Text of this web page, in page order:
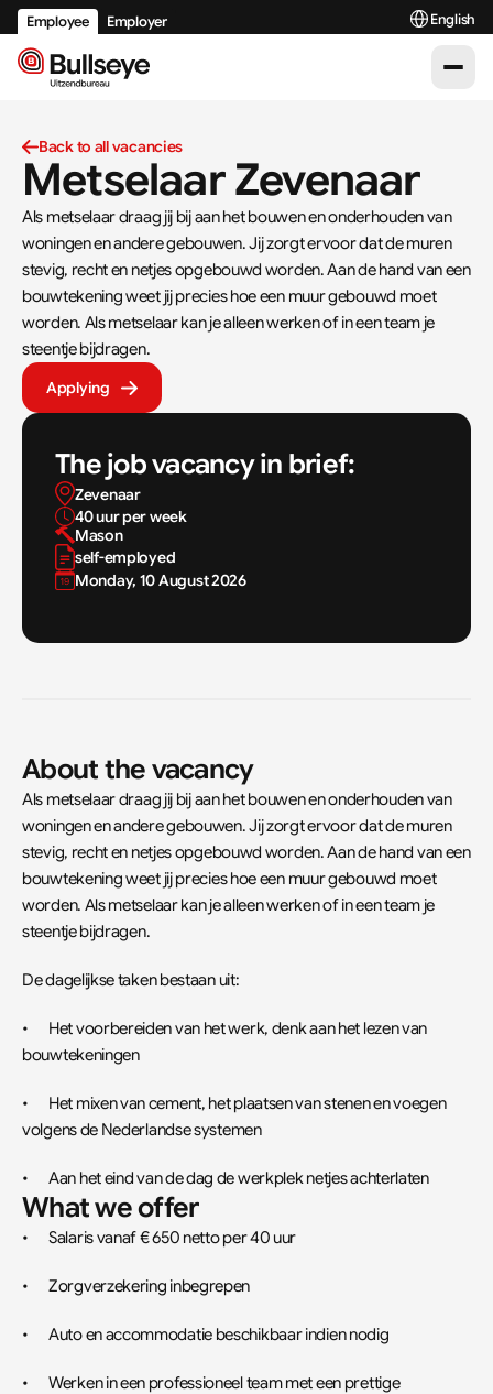
Back to all vacancies
Metselaar Zevenaar
Als metselaar draag jij bij aan het bouwen en onderhouden van
woningen en andere gebouwen. Jij zorgt ervoor dat de muren
stevig, recht en netjes opgebouwd worden. Aan de hand van een
bouwtekening weet jij precies hoe een muur gebouwd moet
worden. Als metselaar kan je alleen werken of in een team je
steentje bijdragen.
Applying
The job vacancy in brief:
Zevenaar
40 uur per week
Mason
self-employed
Monday, 10 August 2026
About the vacancy
Als metselaar draag jij bij aan het bouwen en onderhouden van
woningen en andere gebouwen. Jij zorgt ervoor dat de muren
stevig, recht en netjes opgebouwd worden. Aan de hand van een
bouwtekening weet jij precies hoe een muur gebouwd moet
worden. Als metselaar kan je alleen werken of in een team je
steentje bijdragen.
De dagelijkse taken bestaan uit:
•	Het voorbereiden van het werk, denk aan het lezen van
bouwtekeningen
•	Het mixen van cement, het plaatsen van stenen en voegen
volgens de Nederlandse systemen
•	Aan het eind van de dag de werkplek netjes achterlaten
What we offer
•	Salaris vanaf € 650 netto per 40 uur
•	Zorgverzekering inbegrepen
•	Auto en accommodatie beschikbaar indien nodig
•	Werken in een professioneel team met een prettige
Employee Employer SelectEnglish